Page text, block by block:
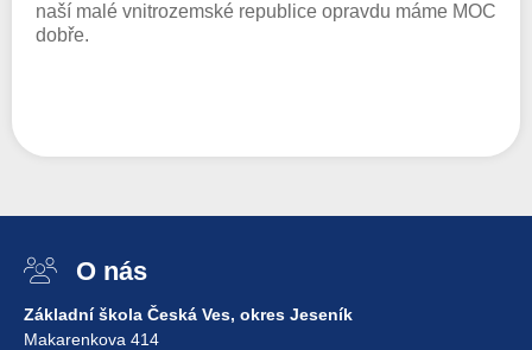
naší malé vnitrozemské republice opravdu máme MOC
dobře.
O nás
Základní škola Česká Ves, okres Jeseník
Makarenkova 414